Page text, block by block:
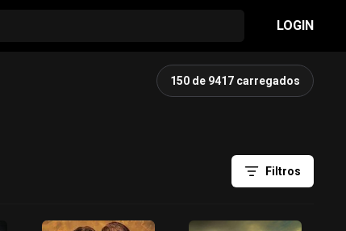
LOGIN
150 de 9417 carregados
Filtros